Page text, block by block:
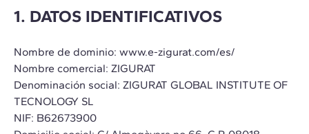
1. DATOS IDENTIFICATIVOS
Nombre de dominio: www.e-zigurat.com/es/
Nombre comercial: ZIGURAT
Denominación social: ZIGURAT GLOBAL INSTITUTE OF
TECNOLOGY SL
NIF: B62673900